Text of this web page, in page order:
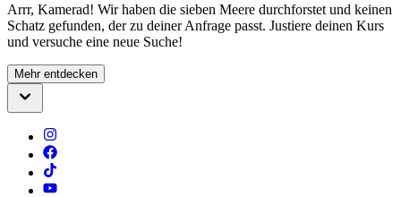
Arrr, Kamerad! Wir haben die sieben Meere durchforstet und keinen
Schatz gefunden, der zu deiner Anfrage passt. Justiere deinen Kurs
und versuche eine neue Suche!
Mehr entdecken